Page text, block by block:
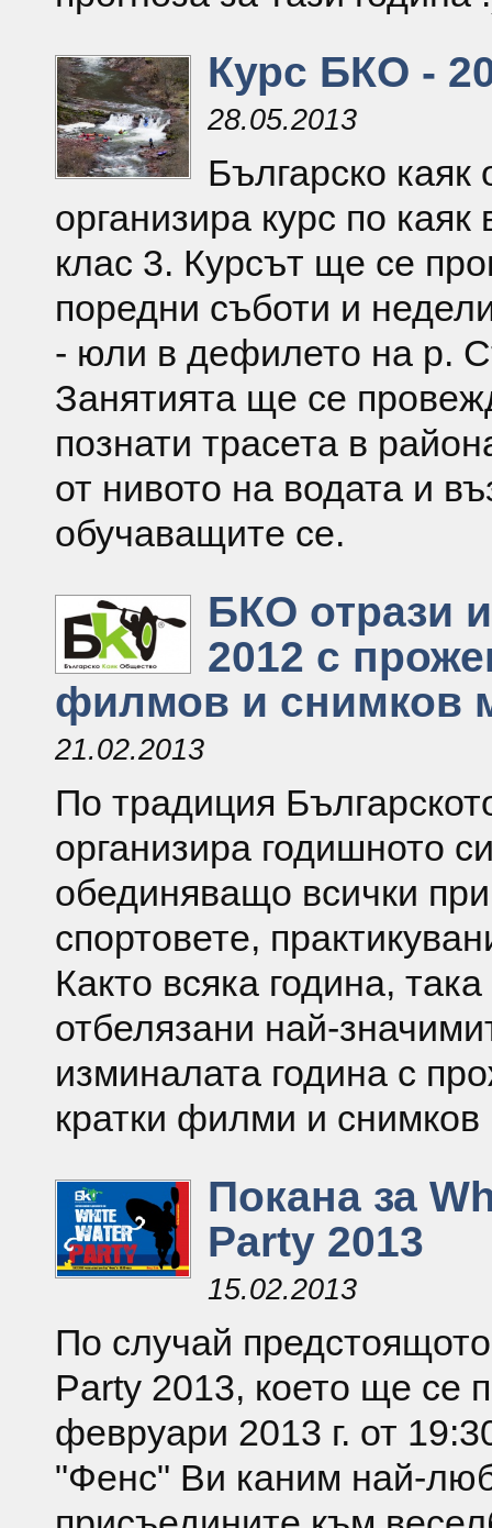
Курс БКО -
28.05.2013
Българско
организира курс по
клас 3. Курсът ще се
поредни съботи и
- юли в дефилето на р.
Занятията ще се
познати трасета в
от нивото на водата и
обучаващите се.
БКО отрази
2012 с
филмов и снимков
21.02.2013
По традиция
организира годишното
обединяващо всички
спортовете,
Както всяка година,
отбелязани най-
изминалата година с
кратки филми и
Покана за
Party 2013
15.02.2013
По случай
Party 2013, което ще се
февруари 2013 г. от
"Фенс" Ви каним най-